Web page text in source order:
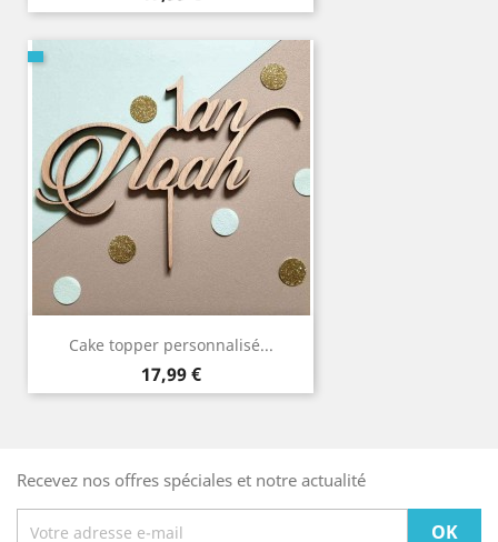
Cake topper personnalisé...
Prix
17,99 €
Recevez nos offres spéciales et notre actualité